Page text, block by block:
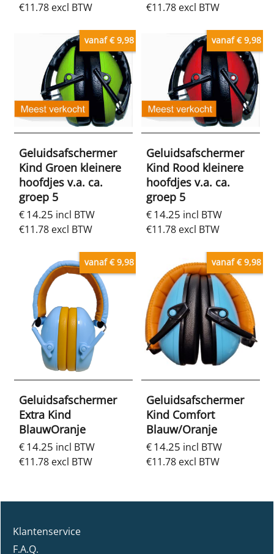
€11.78 excl BTW
€11.78 excl BTW
vanaf € 9,98
Geluidsafschermer
Kind Groen kleinere
hoofdjes v.a. ca.
groep 5
€14.25 incl BTW
€11.78 excl BTW
vanaf € 9,98
Geluidsafschermer
Kind Rood kleinere
hoofdjes v.a. ca.
groep 5
€14.25 incl BTW
€11.78 excl BTW
vanaf € 9,98
Geluidsafschermer
Extra Kind
BlauwOranje
€14.25 incl BTW
€11.78 excl BTW
vanaf € 9,98
Geluidsafschermer
Kind Comfort
Blauw/Oranje
€14.25 incl BTW
€11.78 excl BTW
Klantenservice
F.A.Q.